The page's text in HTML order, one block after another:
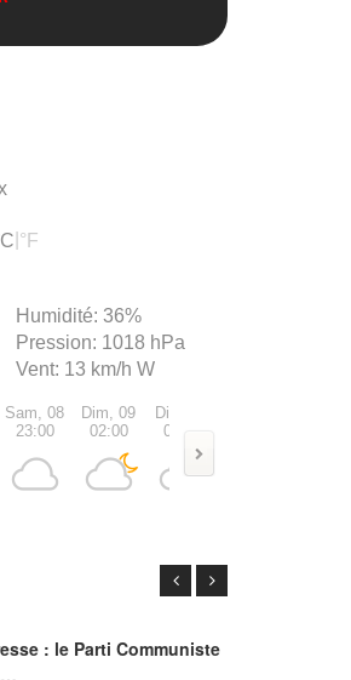
°F
Humidité: 36%
Pression: 1018 hPa
Vent: 13 km/h W
Sam, 08
23:00
Dim, 09
02:00
Dim, 09
05:00
: le Parti Communiste